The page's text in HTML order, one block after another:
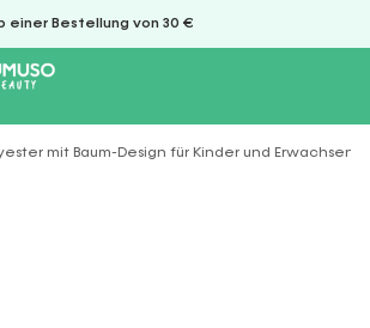
einer Bestellung von 30 €
hier:mit Baum-Design für Kinder und Erwachsene